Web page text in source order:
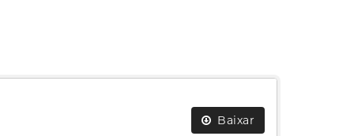
Baixar